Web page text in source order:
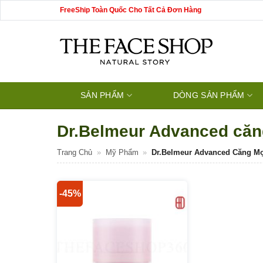
qua
FreeShip Toàn Quốc Cho Tất Cả Đơn Hàng
SẢN PHẨM DÒNG SẢN PHẨM
Dr.Belmeur Advanced
Trang Chủ » Mỹ Phẩm » Dr.Belmeur Advanced Căng
-45%